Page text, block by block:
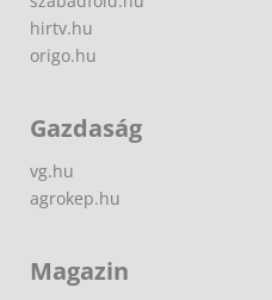
hirtv.hu
origo.hu
Gazdaság
vg.hu
agrokep.hu
Magazin